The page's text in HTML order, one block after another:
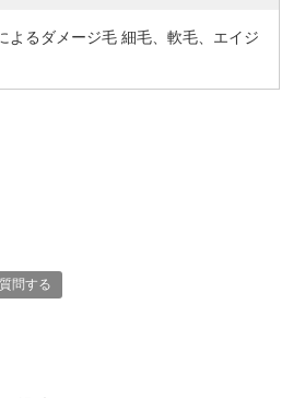
よるダメージ毛 細毛、軟毛、エイジ
質問する